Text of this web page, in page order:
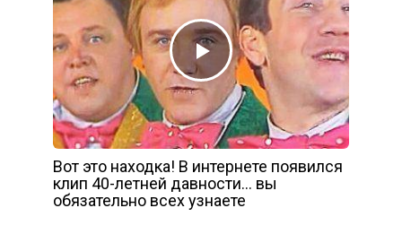
Вот это находка! В интернете появился
клип 40-летней давности… вы
обязательно всех узнаете